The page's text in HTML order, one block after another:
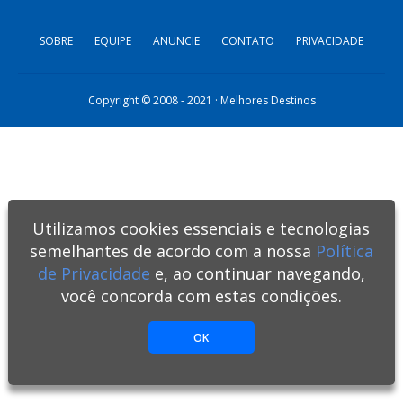
SOBRE EQUIPE ANUNCIE CONTATO PRIVACIDADE
Copyright © 2008 - 2021 · Melhores Destinos
Utilizamos cookies essenciais e tecnologias
semelhantes de acordo com a nossa Política
de Privacidade e, ao continuar navegando,
você concorda com estas condições.
OK